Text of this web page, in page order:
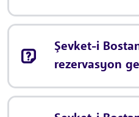
Şevket-i
rezervasyon